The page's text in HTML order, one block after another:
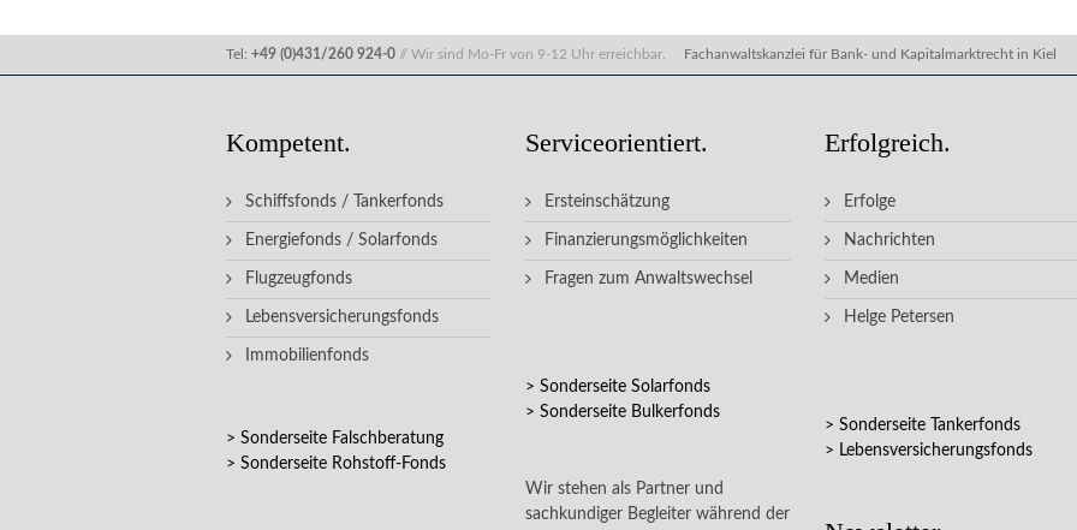
Tel: +49 (0)431/260 924-0 // Wir sind Mo-Fr von 9-12 Uhr erreichbar. Fachanwaltskanzlei für Bank- und Kapitalmarktrecht in Kiel
Kompetent.
Schiffsfonds / Tankerfonds
Energiefonds / Solarfonds
Flugzeugfonds
Lebensversicherungsfonds
Immobilienfonds
> Sonderseite Falschberatung
> Sonderseite Rohstoff-Fonds
Serviceorientiert.
Ersteinschätzung
Finanzierungsmöglichkeiten
Fragen zum Anwaltswechsel
> Sonderseite Solarfonds
> Sonderseite Bulkerfonds
Wir stehen als Partner und
sachkundiger Begleiter während der
Erfolgreich.
Erfolge
Nachrichten
Medien
Helge Petersen
> Sonderseite Tankerfonds
> Lebensversicherungsfonds